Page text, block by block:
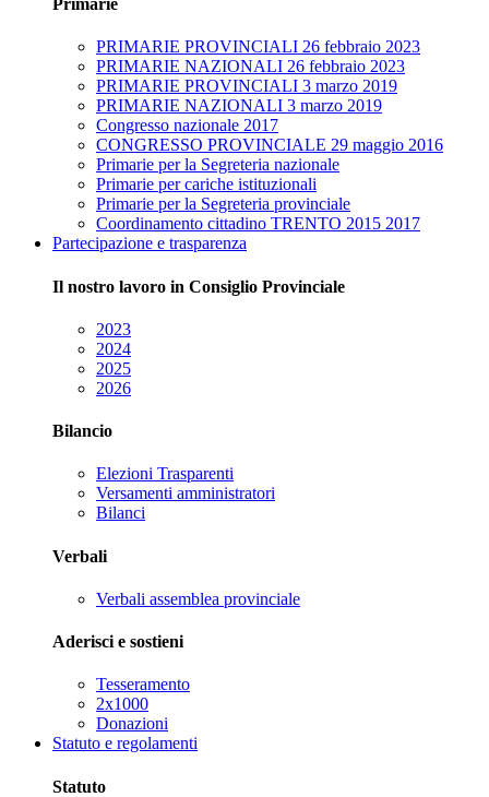
Primarie
PRIMARIE PROVINCIALI 26 febbraio 2023
PRIMARIE NAZIONALI 26 febbraio 2023
PRIMARIE PROVINCIALI 3 marzo 2019
PRIMARIE NAZIONALI 3 marzo 2019
Congresso nazionale 2017
CONGRESSO PROVINCIALE 29 maggio 2016
Primarie per la Segreteria nazionale
Primarie per cariche istituzionali
Primarie per la Segreteria provinciale
Coordinamento cittadino TRENTO 2015 2017
Partecipazione e trasparenza
Il nostro lavoro in Consiglio Provinciale
2023
2024
2025
2026
Bilancio
Elezioni Trasparenti
Versamenti amministratori
Bilanci
Verbali
Verbali assemblea provinciale
Aderisci e sostieni
Tesseramento
2x1000
Donazioni
Statuto e regolamenti
Statuto